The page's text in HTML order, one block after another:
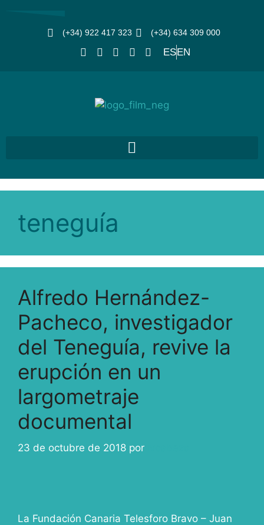
(+34) 922 417 323 (+34) 634 309 000
ESEN
teneguía
Alfredo Hernández-
Pacheco, investigador
del Teneguía, revive la
erupción en un
largometraje
documental
23 de octubre de 2018 por
La Fundación Canaria Telesforo Bravo – Juan